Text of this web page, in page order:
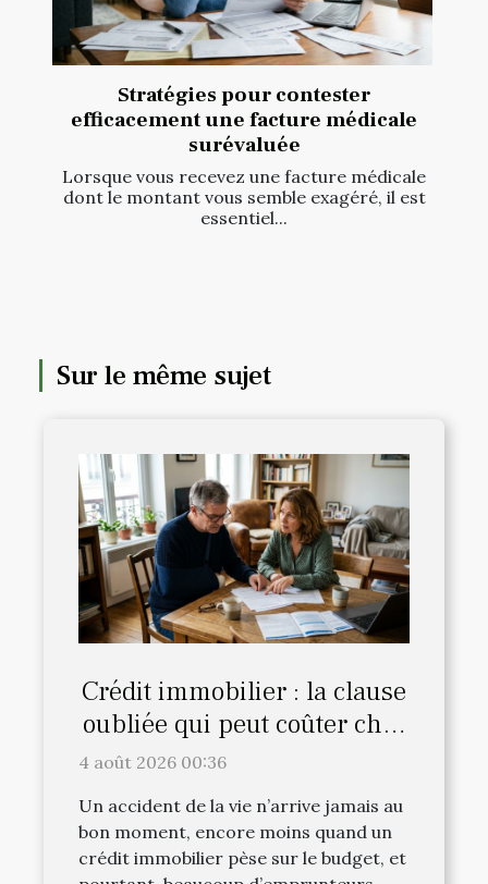
Stratégies pour contester
efficacement une facture médicale
surévaluée
Lorsque vous recevez une facture médicale
dont le montant vous semble exagéré, il est
essentiel...
Sur le même sujet
Crédit immobilier : la clause
oubliée qui peut coûter cher
en cas d’accident
4 août 2026 00:36
Un accident de la vie n’arrive jamais au
bon moment, encore moins quand un
crédit immobilier pèse sur le budget, et